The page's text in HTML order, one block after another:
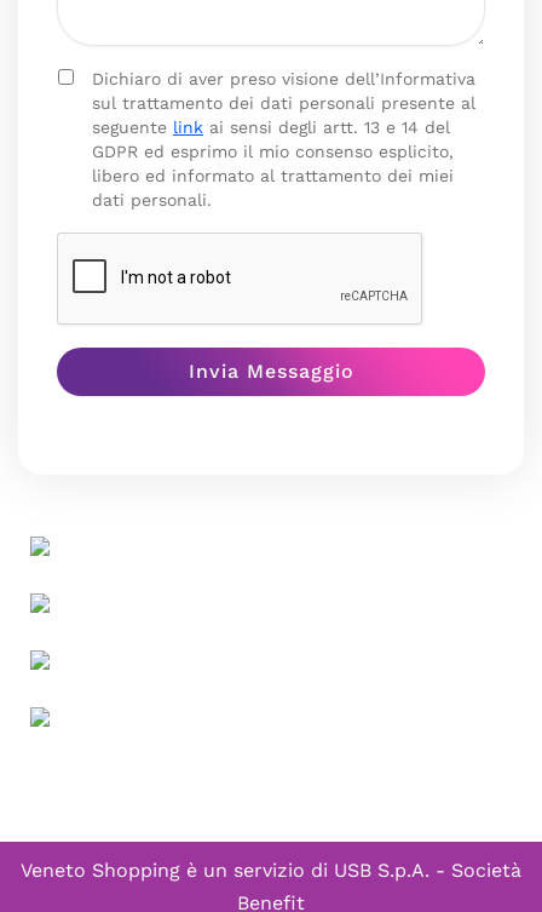
Dichiaro di aver preso visione dell’Informativa
sul trattamento dei dati personali presente al
seguente link ai sensi degli artt. 13 e 14 del
GDPR ed esprimo il mio consenso esplicito,
libero ed informato al trattamento dei miei
dati personali.
Veneto Shopping è un servizio di USB S.p.A. - Società
Benefit